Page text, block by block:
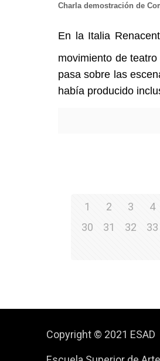
Charla demostración de
En la Italia
movimiento de
pasa sobre las
había producido
1 2 3 4
30
31 32 33
Copyright © 2021 ESAD